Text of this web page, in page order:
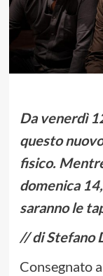
Da venerdì
questo
fisico.
domenica
saranno le
// di Stefano
Consegnato